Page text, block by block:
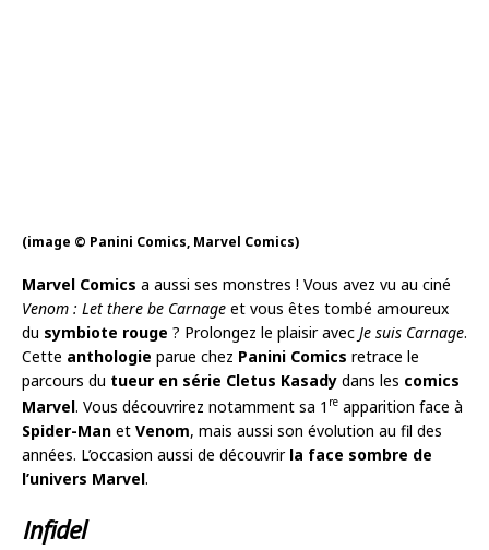
(image © Panini Comics, Marvel Comics)
Marvel Comics a aussi ses monstres ! Vous avez vu au ciné
Venom : Let there be Carnage et vous êtes tombé amoureux
du symbiote rouge ? Prolongez le plaisir avec Je suis Carnage.
Cette anthologie parue chez Panini Comics retrace le
parcours du tueur en série Cletus Kasady dans les comics
Marvel. Vous découvrirez notamment sa 1 re apparition face à
Spider-Man et Venom, mais aussi son évolution au fil des
années. L’occasion aussi de découvrir la face sombre de
l’univers Marvel.
Infidel